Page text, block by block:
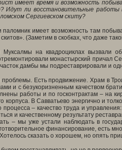
имеет время и возможность
Идут ли восстановительные работы
Сергиевском скиту?
паломник имеет возможность там
(Заметим в скобках, что даже
на квадроциклах вызвали
монастырский причал
дамбы мы подреставрировали и
проблемы. Есть продвижение. Храм в
и с безукоризненным качеством
работы и по госконтрактам – на
корпуса. В Савватьево энергично и
процесса – качество труда и
и качественному результату
– мы уже устали наблюдать в
финансирование, есть
сказать о хорошем, но опять